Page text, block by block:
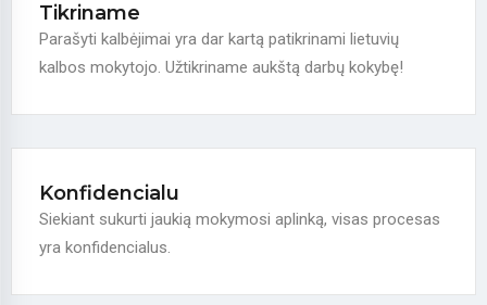
Tikriname
Parašyti kalbėjimai yra dar kartą patikrinami lietuvių
kalbos mokytojo. Užtikriname aukštą darbų kokybę!
Konfidencialu
Siekiant sukurti jaukią mokymosi aplinką, visas procesas
yra konfidencialus.